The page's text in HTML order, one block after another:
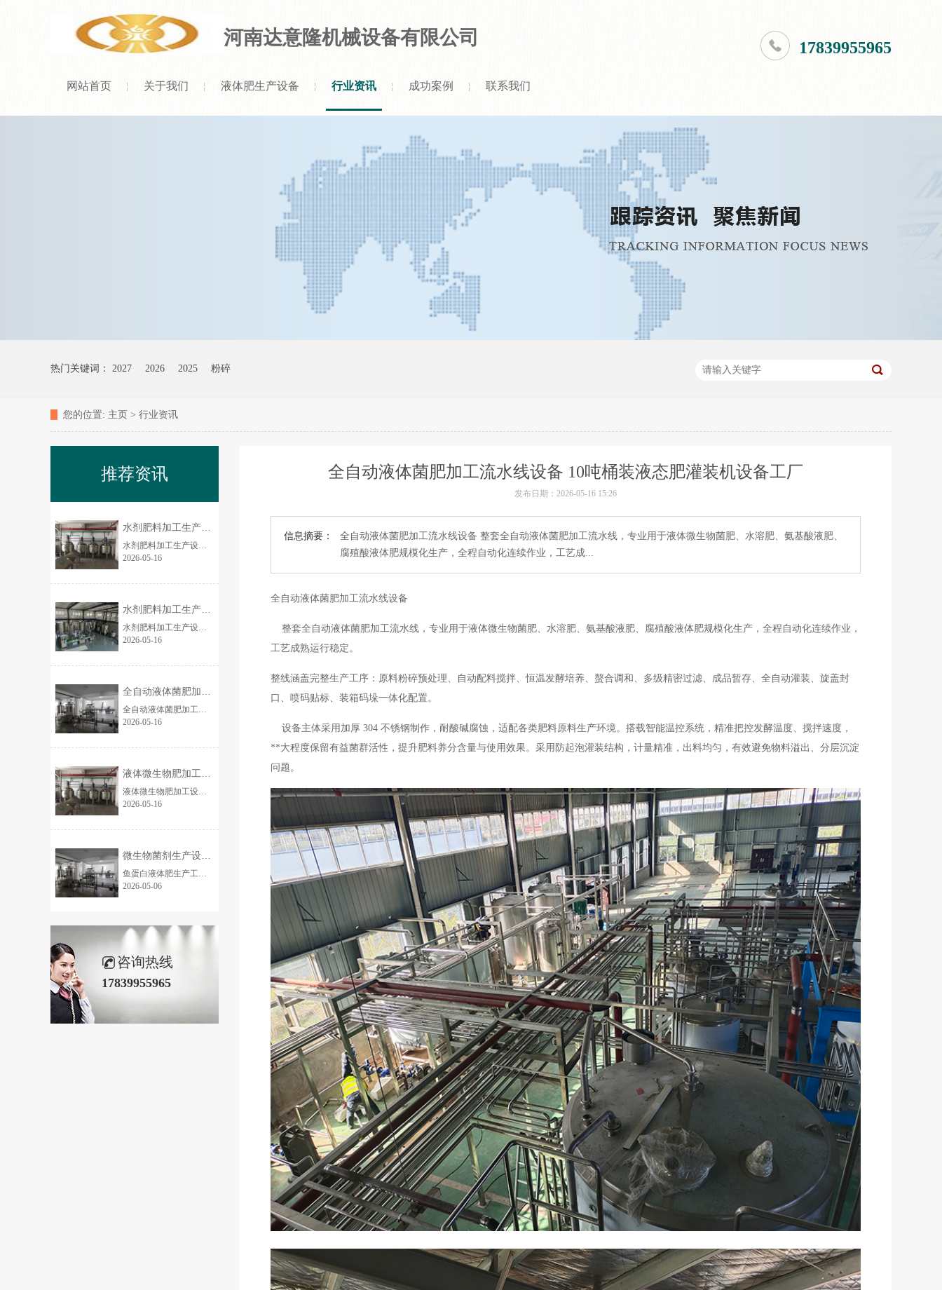
河南达意隆机械设备有限公司 17839955965
网站首页 关于我们 液体肥生产设备 行业资讯 成功案例 联系我们
热门关键词： 2027 2026 2025 粉碎
您的位置: 主页 > 行业资讯
全自动液体菌肥加工流水线设备 10吨桶装液态肥灌装机设备工厂
发布日期：2026-05-16 15:26
信息摘要：
全自动液体菌肥加工流水线设备 整套全自动液体菌肥加工流水线，专业用于液体微生物菌肥、水溶肥、氨基酸液肥、
腐殖酸液体肥规模化生产，全程自动化连续作业，工艺成...
全自动液体菌肥加工流水线设备
整套全自动液体菌肥加工流水线，专业用于液体微生物菌肥、水溶肥、氨基酸液肥、腐殖酸液体肥规模化生产，全程自动化连续作业，
工艺成熟运行稳定。
整线涵盖完整生产工序：原料粉碎预处理、自动配料搅拌、恒温发酵培养、螯合调和、多级精密过滤、成品暂存、全自动灌装、旋盖封
口、喷码贴标、装箱码垛一体化配置。
设备主体采用加厚 304 不锈钢制作，耐酸碱腐蚀，适配各类肥料原料生产环境。搭载智能温控系统，精准把控发酵温度、搅拌速度，
**大程度保留有益菌群活性，提升肥料养分含量与使用效果。采用防起泡灌装结构，计量精准，出料均匀，有效避免物料溢出、分层沉淀
问题。
推荐资讯
水剂肥料加工生产设备的市场前景如何？
水剂肥料加工生产设备市场前景非常好、确定性强、增长快，是农资装备里近 5 年**稳健的高景气赛道之一，2026—2030 年仍将保持两位数增长。下面从市场规模、驱...
2026-05-16
水剂肥料加工生产设备厂家 3吨/时养殖场
水剂肥料加工生产设备简介 全自动水剂肥料成套生产设备，专业用于大量元素水溶肥、中微量元素肥、氨基酸水剂肥、腐植酸水剂肥、液体菌肥等各类液态肥料规模化生...
2026-05-16
全自动液体菌肥加工流水线设备 10吨桶装
全自动液体菌肥加工流水线设备 整套全自动液体菌肥加工流水线，专业用于液体微生物菌肥、水溶肥、氨基酸液肥、腐殖酸液体肥规模化生产，全程自动化连续作业，工艺成...
2026-05-16
液体微生物肥加工设备厂家（工厂定）液体菌
液体微生物肥加工设备 全套全自动液体微生物肥加工设备，专为液体菌肥、生物营养液、氨基酸液肥、腐殖酸液肥、微量元素液体肥等产品设计，一站式实现从原料投放...
2026-05-16
微生物菌剂生产设备生产厂家 鱼蛋白液体肥
鱼蛋白液体肥生产工艺及设备简要介绍鱼蛋白液体肥以优质鱼副产品为原料，采用低温酶解工艺，搭配专用加工设备，实现标准化、高效化生产，兼顾营养保留与生产便捷性，适配中...
2026-05-06
咨询热线
17839955965